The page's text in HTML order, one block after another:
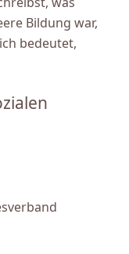
Bildung war,
bedeutet,